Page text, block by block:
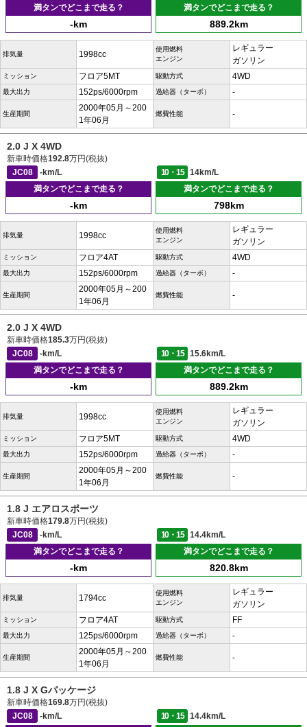
満タンでどこまで走る？
-km
満タンでどこまで走る？
889.2km
排気量 1998cc
使用燃料
エンジン
レギュラー
ガソリン
ミッション フロア5MT 駆動方式 4WD
最大出力 152ps/6000rpm 過給器（ターボ） -
生産期間
2000年05月～200
1年06月
燃費性能 -
2.0 J X 4WD
新車時価格192.8万円(税抜)
JC08
-km/L 10・15
14km/L
満タンでどこまで走る？
-km
満タンでどこまで走る？
798km
排気量 1998cc
使用燃料
エンジン
レギュラー
ガソリン
ミッション フロア4AT 駆動方式 4WD
最大出力 152ps/6000rpm 過給器（ターボ） -
生産期間
2000年05月～200
1年06月
燃費性能 -
2.0 J X 4WD
新車時価格185.3万円(税抜)
JC08
-km/L 10・15
15.6km/L
満タンでどこまで走る？
-km
満タンでどこまで走る？
889.2km
排気量 1998cc
使用燃料
エンジン
レギュラー
ガソリン
ミッション フロア5MT 駆動方式 4WD
最大出力 152ps/6000rpm 過給器（ターボ） -
生産期間
2000年05月～200
1年06月
燃費性能 -
1.8 J エアロスポーツ
新車時価格179.8万円(税抜)
JC08
-km/L 10・15
14.4km/L
満タンでどこまで走る？
-km
満タンでどこまで走る？
820.8km
排気量 1794cc
使用燃料
エンジン
レギュラー
ガソリン
ミッション フロア4AT 駆動方式 FF
最大出力 125ps/6000rpm 過給器（ターボ） -
生産期間
2000年05月～200
1年06月
燃費性能 -
1.8 J X Gパッケージ
新車時価格169.8万円(税抜)
JC08
-km/L 10・15
14.4km/L